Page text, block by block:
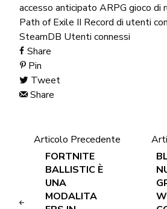
accesso anticipato ARPG gioco di
Path of Exile II Record di utenti
SteamDB Utenti connessi
Share
Pin
Tweet
Share
Articolo Precedente
FORTNITE
BALLISTIC È
UNA
MODALITA